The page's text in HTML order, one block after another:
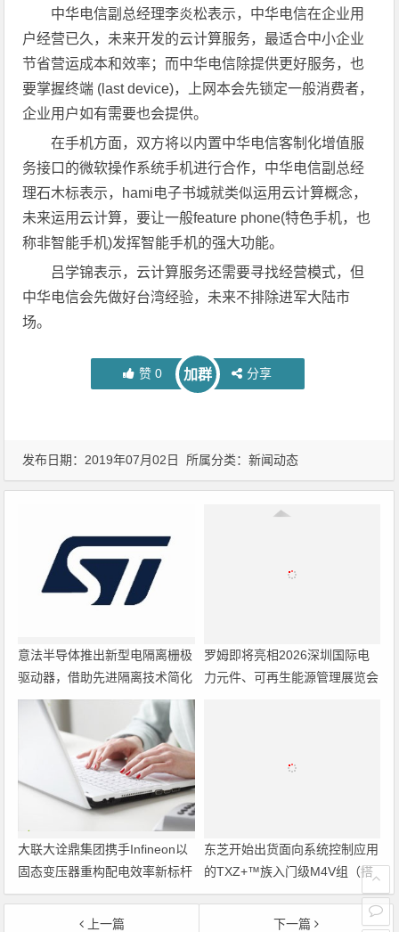
中华电信副总经理李炎松表示，中华电信在企业用
户经营已久，未来开发的云计算服务，最适合中小企业
节省营运成本和效率；而中华电信除提供更好服务，也
要掌握终端 (last device)，上网本会先锁定一般消费者，
企业用户如有需要也会提供。
在手机方面，双方将以内置中华电信客制化增值服
务接口的微软操作系统手机进行合作，中华电信副总经
理石木标表示，hami电子书城就类似运用云计算概念，
未来运用云计算，要让一般feature phone(特色手机，也
称非智能手机)发挥智能手机的强大功能。
吕学锦表示，云计算服务还需要寻找经营模式，但
中华电信会先做好台湾经验，未来不排除进军大陆市
场。
赞 0 加群 分享
发布日期：2019年07月02日 所属分类：新闻动态
意法半导体推出新型电隔离栅极
驱动器，借助先进隔离技术简化
电源设计
罗姆即将亮相2026深圳国际电
力元件、可再生能源管理展览会
大联大诠鼎集团携手Infineon以
固态变压器重构配电效率新标杆
东芝开始出货面向系统控制应用
的TXZ+™族入门级M4V组（搭
载Arm Cortex‑M4内核的标准微
控制器）工程样品
上一篇 下一篇